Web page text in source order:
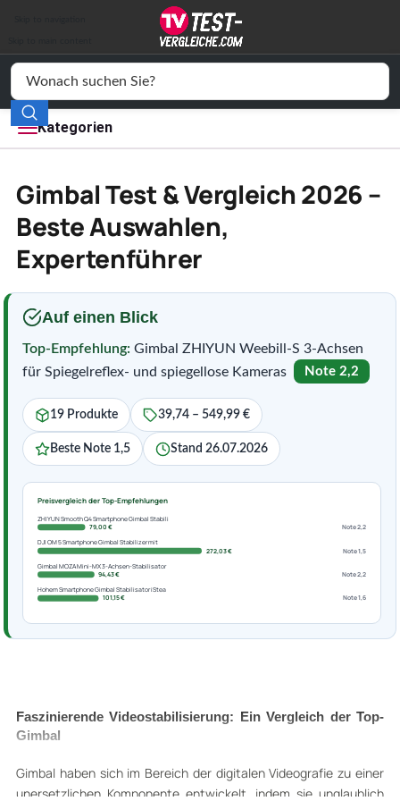
Kategorien
Elektronik
Freizeit
Wohnen
Service
Gimbal Test & Vergleich 2026 –
Beste Auswahlen,
Expertenführer
Auf einen Blick
Top-Empfehlung: Gimbal ZHIYUN Weebill-S 3-Achsen
für Spiegelreflex- und spiegellose Kameras
Note 2,2
19 Produkte 39,74 – 549,99 €
Beste Note 1,5 Stand 26.07.2026
Preisvergleich der Top-Empfehlungen
ZHIYUN Smooth Q4 Smartphone Gimbal Stabili
79,00 €
Note 2,2
DJI OM 5 Smartphone Gimbal Stabilizer mit
272,03 €
Note 1,5
Gimbal MOZA Mini-MX 3-Achsen-Stabilisator
94,43 €
Note 2,2
Hohem Smartphone Gimbal Stabilisator iStea
101,15 €
Note 1,6
Faszinierende Videostabilisierung: Ein Vergleich der Top-
Gimbal
Gimbal haben sich im Bereich der digitalen Videografie zu einer
unersetzlichen Komponente entwickelt, indem sie unglaublich